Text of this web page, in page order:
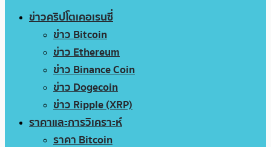
ข่าวคริปโตเคอเรนซี่
ข่าว Bitcoin
ข่าว Ethereum
ข่าว Binance Coin
ข่าว Dogecoin
ข่าว Ripple (XRP)
ราคาและการวิเคราะห์
ราคา Bitcoin